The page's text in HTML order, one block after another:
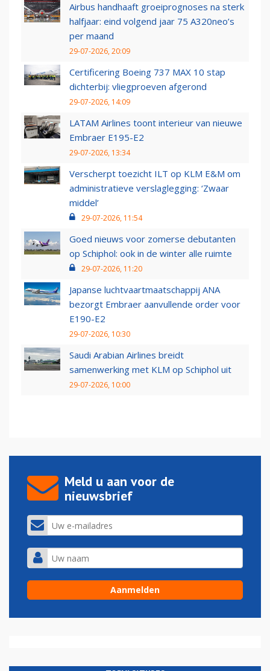
Airbus handhaaft groeiprognoses na sterk
halfjaar: eind volgend jaar 75 A320neo’s
per maand
29-07-2026, 20:09
Certificering Boeing 737 MAX 10 stap
dichterbij: vliegproeven afgerond
29-07-2026, 14:09
LATAM Airlines toont interieur van nieuwe
Embraer E195-E2
29-07-2026, 13:34
Verscherpt toezicht ILT op KLM E&M om
administratieve verslaglegging: ‘Zwaar
middel’
29-07-2026, 11:54
Goed nieuws voor zomerse debutanten
op Schiphol: ook in de winter alle ruimte
29-07-2026, 11:20
Japanse luchtvaartmaatschappij ANA
bezorgt Embraer aanvullende order voor
E190-E2
29-07-2026, 10:30
Saudi Arabian Airlines breidt
samenwerking met KLM op Schiphol uit
29-07-2026, 10:00
Meld u aan voor de
nieuwsbrief